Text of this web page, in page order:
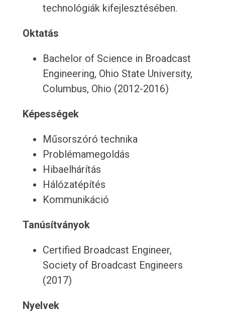
technológiák kifejlesztésében.
Oktatás
Bachelor of Science in Broadcast
Engineering, Ohio State University,
Columbus, Ohio (2012-2016)
Képességek
Műsorszóró technika
Problémamegoldás
Hibaelhárítás
Hálózatépítés
Kommunikáció
Tanúsítványok
Certified Broadcast Engineer,
Society of Broadcast Engineers
(2017)
Nyelvek